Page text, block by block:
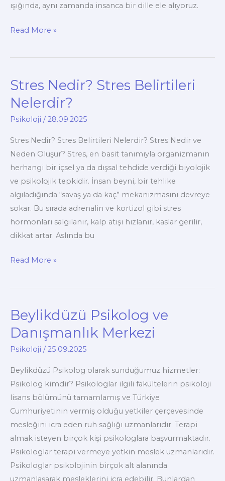
ışığında, aynı zamanda insanca bir dille ele alıyoruz.
Depresyon
Belirtileri,
ve
Tedavi
Nelerdir?
Read More »
Stres Nedir? Stres Belirtileri
Nelerdir?
Psikoloji /28.09.2025
Stres Nedir? Stres Belirtileri Nelerdir? Stres Nedir ve
Neden Oluşur? Stres, en basit tanımıyla organizmanın
herhangi bir içsel ya da dışsal tehdide verdiği biyolojik
ve psikolojik tepkidir. İnsan beyni, bir tehlike
algıladığında “savaş ya da kaç” mekanizmasını devreye
sokar. Bu sırada adrenalin ve kortizol gibi stres
hormonları salgılanır, kalp atışı hızlanır, kaslar gerilir,
dikkat artar. Aslında bu
Stres
Stres
Nelerdir?
Read More »
Beylikdüzü Psikolog ve
Danışmanlık Merkezi
Psikoloji / 25.09.2025
Beylikdüzü Psikolog olarak sunduğumuz hizmetler:
Psikolog kimdir? Psikologlar ilgili fakültelerin psikoloji
lisans bölümünü tamamlamış ve Türkiye
Cumhuriyetinin vermiş olduğu yetkiler çerçevesinde
mesleğini icra eden ruh sağlığı uzmanlarıdır. Terapi
almak isteyen birçok kişi psikologlara başvurmaktadır.
Psikologlar terapi vermeye yetkin meslek uzmanlarıdır.
Psikologlar psikolojinin birçok alt alanında
uzmanlaşarak mesleklerini icra edebilir. Bunlardan